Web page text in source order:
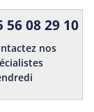
56 08 29 10
nos